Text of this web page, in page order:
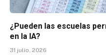
¿Pueden las escuelas
en la IA?
31 julio, 2026